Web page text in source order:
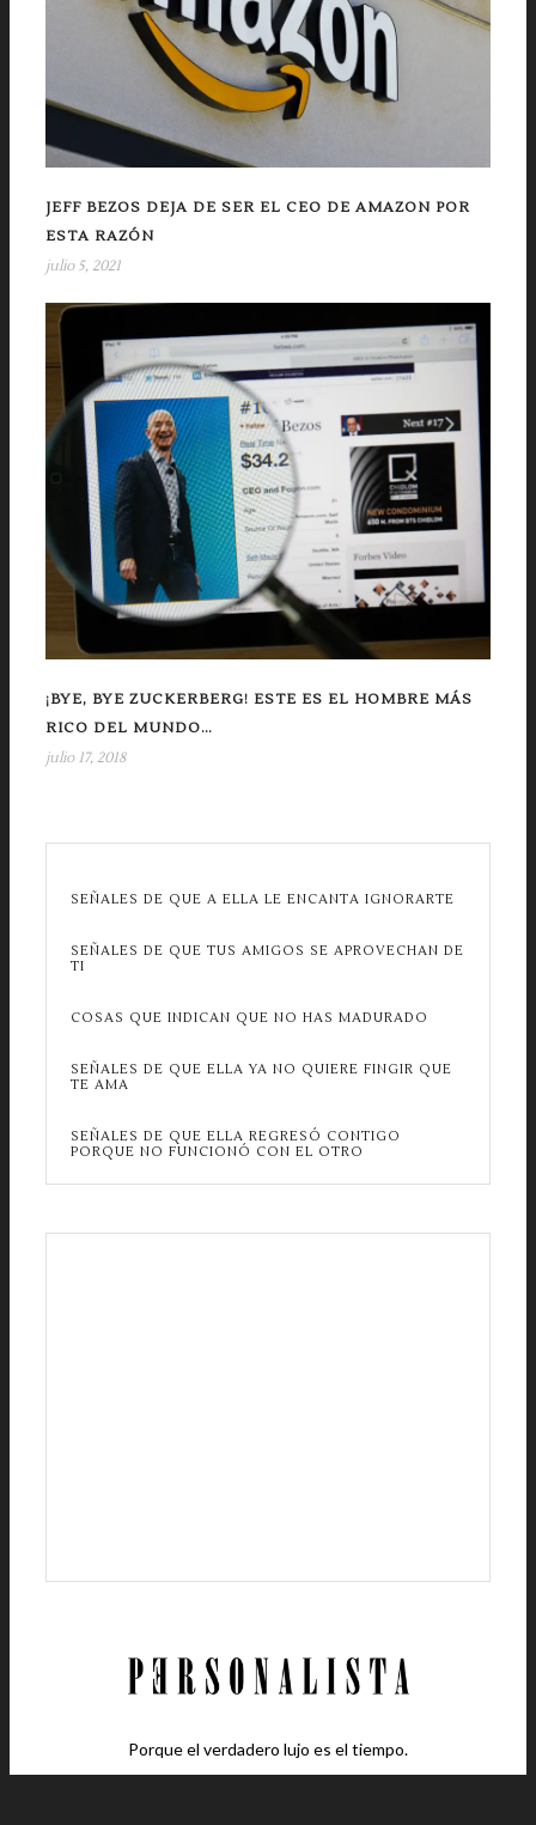
JEFF BEZOS DEJA DE SER EL CEO DE AMAZON POR
ESTA RAZÓN
julio 5, 2021
¡BYE, BYE ZUCKERBERG! ESTE ES EL HOMBRE MÁS
RICO DEL MUNDO…
julio 17, 2018
SEÑALES DE QUE A ELLA LE ENCANTA IGNORARTE
SEÑALES DE QUE TUS AMIGOS SE APROVECHAN DE
TI
COSAS QUE INDICAN QUE NO HAS MADURADO
SEÑALES DE QUE ELLA YA NO QUIERE FINGIR QUE
TE AMA
SEÑALES DE QUE ELLA REGRESÓ CONTIGO
PORQUE NO FUNCIONÓ CON EL OTRO
Porque el verdadero lujo es el tiempo.